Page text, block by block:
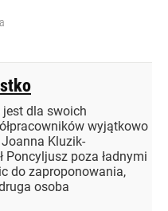
jest dla swoich
wyjątkowo
Joanna Kluzik-
Poncyljusz poza ładnymi
do zaproponowania,
osoba